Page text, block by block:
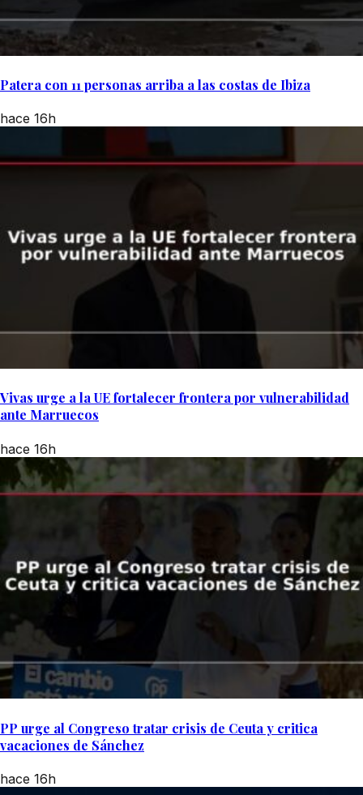
Patera con 11 personas arriba a las costas de Ibiza
hace 16h
Vivas urge a la UE fortalecer frontera por vulnerabilidad
ante Marruecos
hace 16h
PP urge al Congreso tratar crisis de Ceuta y critica
vacaciones de Sánchez
hace 16h